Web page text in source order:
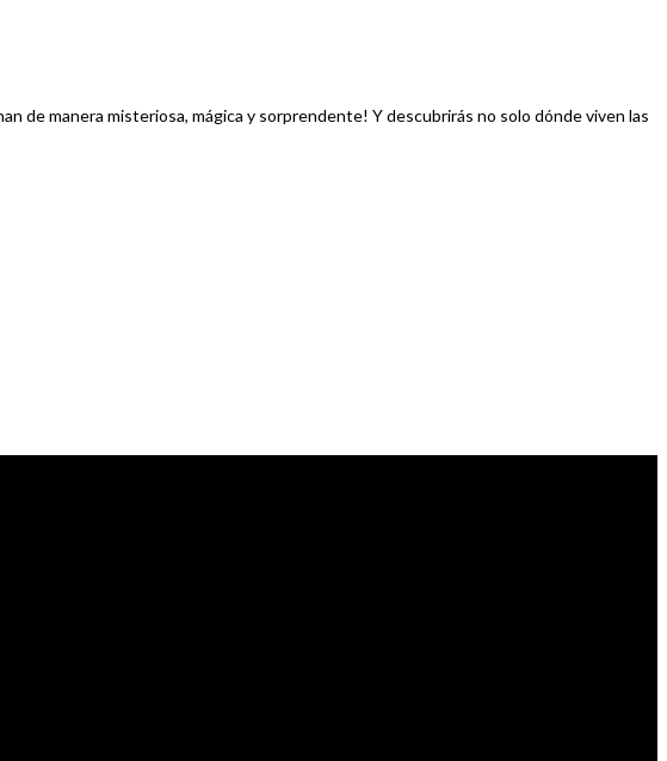
de manera misteriosa, mágica y sorprendente! Y descubrirás no solo dónde viven las